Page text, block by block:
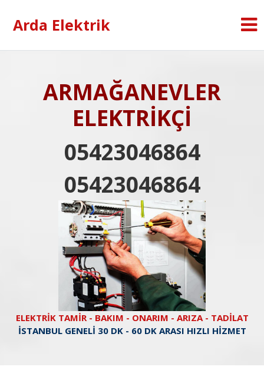
Arda Elektrik
ARMAĞANEVLER
ELEKTRİKÇİ
05423046864
05423046864
ELEKTRİK TAMİR - BAKIM - ONARIM - ARIZA - TADİLAT
İSTANBUL GENELİ 30 DK - 60 DK ARASI HIZLI HİZMET